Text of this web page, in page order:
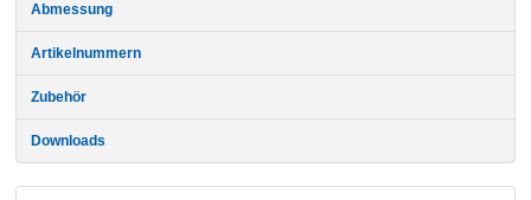
Abmessung
Artikelnummern
Zubehör
Downloads